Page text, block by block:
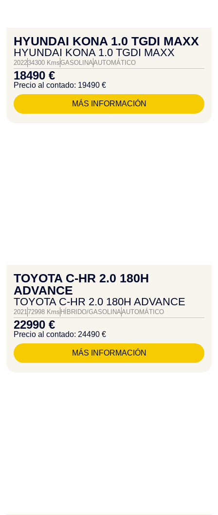
HYUNDAI KONA 1.0 TGDI MAXX
HYUNDAI KONA 1.0 TGDI MAXX
202234300 KmsGASOLINAAUTOMÁTICO
18490 €
Precio al contado: 19490 €
MÁS INFORMACIÓN
TOYOTA C-HR 2.0 180H
ADVANCE
TOYOTA C-HR 2.0 180H ADVANCE
202172998 Kms HÍBRIDO/GASOLINAAUTOMÁTICO
22990 €
Precio al contado: 24490 €
MÁS INFORMACIÓN